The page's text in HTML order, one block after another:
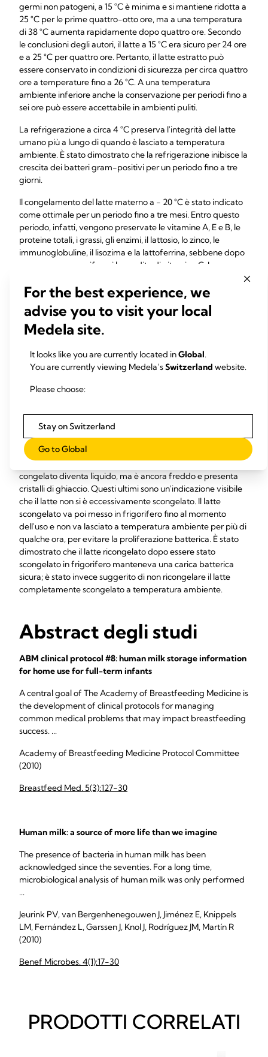
germi non patogeni, a 15 °C è minima e si mantiene ridotta a
25 °C per le prime quattro-otto ore, ma a una temperatura
di 38 °C aumenta rapidamente dopo quattro ore. Secondo
le conclusioni degli autori, il latte a 15 °C era sicuro per 24 ore
e a 25 °C per quattro ore. Pertanto, il latte estratto può
essere conservato in condizioni di sicurezza per circa quattro
ore a temperature fino a 26 °C. A una temperatura
ambiente inferiore anche la conservazione per periodi fino a
sei ore può essere accettabile in ambienti puliti.
La refrigerazione a circa 4 °C preserva l'integrità del latte
umano più a lungo di quando è lasciato a temperatura
ambiente. È stato dimostrato che la refrigerazione inibisce la
crescita dei batteri gram-positivi per un periodo fino a tre
giorni.
Il congelamento del latte materno a - 20 °C è stato indicato
come ottimale per un periodo fino a tre mesi. Entro questo
periodo, infatti, vengono preservate le vitamine A, E e B, le
proteine totali, i grassi, gli enzimi, il lattosio, lo zinco, le
immunoglobuline, il lisozima e la lattoferrina, sebbene dopo
un mese possa verificarsi la perdita di vitamina C. La
significativo per un periodo massimo di sei settimane. La
capacità antibatterica è tuttavia generalmente inferiore a
quella del latte fresco a causa della perdita di cellule vive,
come i fagociti. Il surgelamento fino a 9 mesi a una
a -80 °C si registrano alterazioni del gusto e dell'odore,
poiché la lipasi continua a degradare il grasso in acidi grassi.
Il latte può quindi essere scongelato in frigorifero, utilizzando
acqua calda corrente. Evitare di scongelare il latte materno
con acqua molto calda, forni a microonde e fornelli, perché
le temperature elevate possono ridurre le proprietà
antibatteriche e le altre proprietà bioattive del latte. Lo
scongelamento è da ritenersi completo quando il latte
congelato diventa liquido, ma è ancora freddo e presenta
cristalli di ghiaccio. Questi ultimi sono un'indicazione visibile
che il latte non si è eccessivamente scongelato. Il latte
scongelato va poi messo in frigorifero fino al momento
dell'uso e non va lasciato a temperatura ambiente per più di
qualche ora, per evitare la proliferazione batterica. È stato
dimostrato che il latte ricongelato dopo essere stato
scongelato in frigorifero manteneva una carica batterica
sicura; è stato invece suggerito di non ricongelare il latte
completamente scongelato a temperatura ambiente.
Abstract degli studi
ABM clinical protocol #8: human milk storage information
for home use for full-term infants
A central goal of The Academy of Breastfeeding Medicine is
the development of clinical protocols for managing
common medical problems that may impact breastfeeding
success. ...
Academy of Breastfeeding Medicine Protocol Committee
(2010)
Breastfeed Med. 5(3):127-30
Human milk: a source of more life than we imagine
The presence of bacteria in human milk has been
acknowledged since the seventies. For a long time,
microbiological analysis of human milk was only performed
...
Jeurink PV, van Bergenhenegouwen J, Jiménez E, Knippels
LM, Fernández L, Garssen J, Knol J, Rodríguez JM, Martín R
(2010)
Benef Microbes. 4(1):17-30
PRODOTTI CORRELATI
For the best experience, we
advise you to visit your local
Medela site.
It looks like you are currently located inGlobal.
You are currently viewing Medela’sSwitzerland website.
Please choose:
Stay on Switzerland
Go to Global